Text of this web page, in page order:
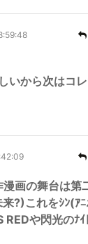
いから次はコレ
漫画の舞台は第
?)これをｼﾝ(ｱ
や閃光のﾅｲ